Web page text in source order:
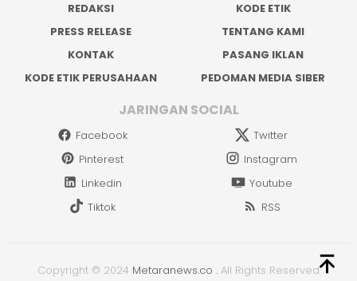
REDAKSI
KODE ETIK
PRESS RELEASE
TENTANG KAMI
KONTAK
PASANG IKLAN
KODE ETIK PERUSAHAAN
PEDOMAN MEDIA SIBER
JARINGAN SOCIAL
Facebook
Twitter
Pinterest
Instagram
Linkedin
Youtube
Tiktok
RSS
Copyright © 2024 Metaranews.co . All Rights Reserved